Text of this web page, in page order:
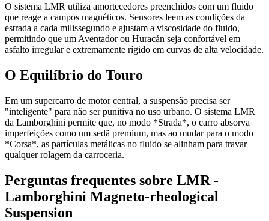
O sistema LMR utiliza amortecedores preenchidos com um fluido
que reage a campos magnéticos. Sensores leem as condições da
estrada a cada milissegundo e ajustam a viscosidade do fluido,
permitindo que um Aventador ou Huracán seja confortável em
asfalto irregular e extremamente rígido em curvas de alta velocidade.
O Equilíbrio do Touro
Em um supercarro de motor central, a suspensão precisa ser
"inteligente" para não ser punitiva no uso urbano. O sistema LMR
da Lamborghini permite que, no modo *Strada*, o carro absorva
imperfeições como um sedã premium, mas ao mudar para o modo
*Corsa*, as partículas metálicas no fluido se alinham para travar
qualquer rolagem da carroceria.
Perguntas frequentes sobre LMR -
Lamborghini Magneto-rheological
Suspension